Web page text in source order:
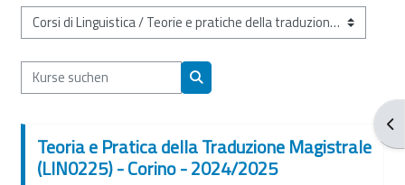
Kursbereiche
Kurse suchen
Kurse suchen
Teoria e Pratica della Traduzione Magistrale
(LIN0225) - Corino - 2024/2025